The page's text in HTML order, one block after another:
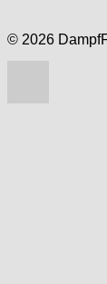
© 2026